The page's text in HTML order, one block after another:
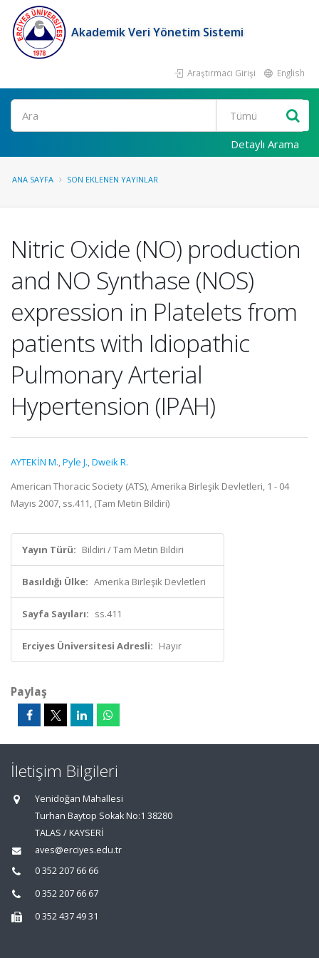
Akademik Veri Yönetim Sistemi
Araştırmacı Girişi English
Ara
Detaylı Arama
ANA SAYFA SON EKLENEN YAYINLAR
Nitric Oxide (NO) production
and NO Synthase (NOS)
expression in Platelets from
patients with Idiopathic
Pulmonary Arterial
Hypertension (IPAH)
AYTEKİN M.,Pyle J.,Dweik R.
American Thoracic Society (ATS), Amerika Birleşik Devletleri, 1 - 04
Mayıs 2007, ss.411, (Tam Metin Bildiri)
Yayın Türü: Bildiri / Tam Metin Bildiri
Basıldığı Ülke: Amerika Birleşik Devletleri
Sayfa Sayıları: ss.411
Erciyes Üniversitesi Adresli: Hayır
Paylaş
İletişim Bilgileri
Yenidoğan Mahallesi
Turhan Baytop Sokak No:1 38280
TALAS / KAYSERİ
aves@erciyes.edu.tr
0 352 207 66 66
0 352 207 66 67
0 352 437 49 31